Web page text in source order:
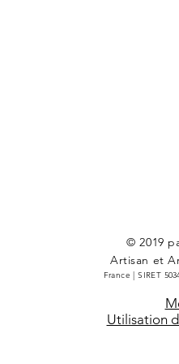
© 2019
Artisan et
France | SIRET
Utilisation